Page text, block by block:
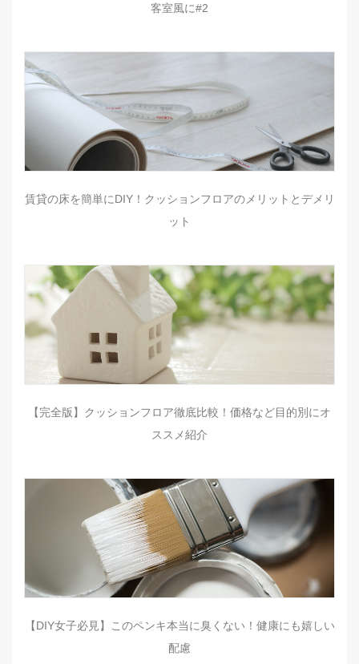
客室風に#2
賃貸の床を簡単にDIY！クッションフロアのメリットとデメリ
ット
【完全版】クッションフロア徹底比較！価格など目的別にオ
ススメ紹介
【DIY女子必見】このペンキ本当に臭くない！健康にも嬉しい
配慮